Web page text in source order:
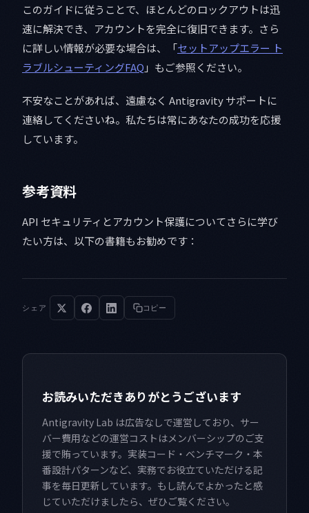
このガイドに従うことで、ほとんどのロックアウトは迅
速に解決でき、アカウントを完全に復旧できます。さら
に詳しい情報が必要な場合は、「セットアップエラー ト
ラブルシューティングFAQ 」もご参照ください。
不安なことがあれば、遠慮なく Antigravity サポートに
連絡してくださいね。私たちは常にあなたの成功を応援
しています。
参考資料
API セキュリティとアカウント保護についてさらに学び
たい方は、以下の書籍もお勧めです：
シェア コピー
お読みいただきありがとうございます
Antigravity Lab は広告なしで運営しており、サー
バー費用などの運営コストはメンバーシップのご支
援で賄っています。実装コード・ベンチマーク・本
番設計パターンなど、実務でお役立ていただける記
事を毎日更新しています。もし読んでよかったと感
じていただけましたら、ぜひご覧ください。